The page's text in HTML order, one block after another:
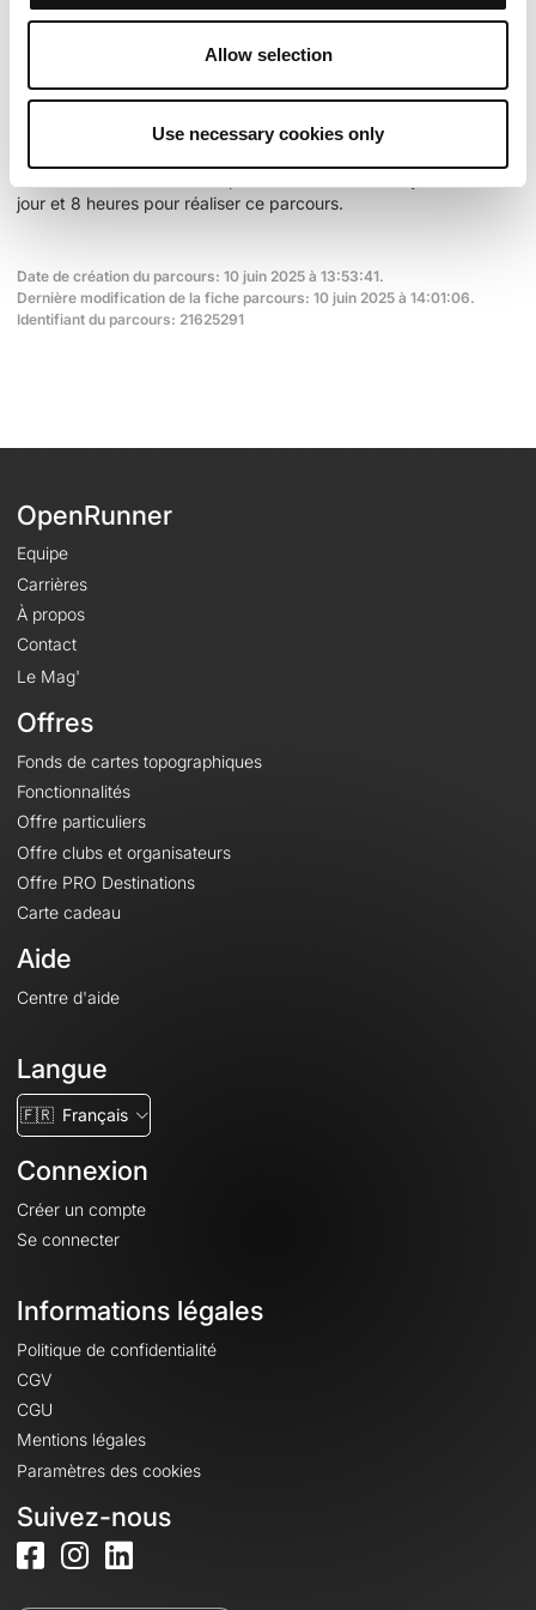
Allow selection
Use necessary cookies only
Cols extraits du catalogue du Club des Cent Cols
Résumé
Découvrez ce parcours de vélo de 610,7 km à proximité de
jour et 8 heures pour réaliser ce parcours.
Date de création du parcours: 10 juin 2025 à 13:53:41.
Dernière modification de la fiche parcours: 10 juin 2025 à 14:01:06.
Identifiant du parcours: 21625291
OpenRunner
Equipe
Carrières
À propos
Contact
Le Mag'
Offres
Fonds de cartes topographiques
Fonctionnalités
Offre particuliers
Offre clubs et organisateurs
Offre PRO Destinations
Carte cadeau
Aide
Centre d'aide
Langue
🇫🇷 Français
Connexion
Créer un compte
Se connecter
Informations légales
Politique de confidentialité
CGV
CGU
Mentions légales
Paramètres des cookies
Suivez-nous